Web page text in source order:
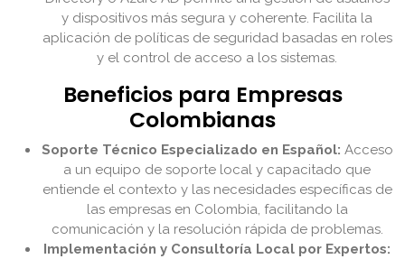
y dispositivos más segura y coherente. Facilita la
aplicación de políticas de seguridad basadas en roles
y el control de acceso a los sistemas.
Beneficios para Empresas
Colombianas
Soporte Técnico Especializado en Español: Acceso
a un equipo de soporte local y capacitado que
entiende el contexto y las necesidades específicas de
las empresas en Colombia, facilitando la
comunicación y la resolución rápida de problemas.
Implementación y Consultoría Local por Expertos: